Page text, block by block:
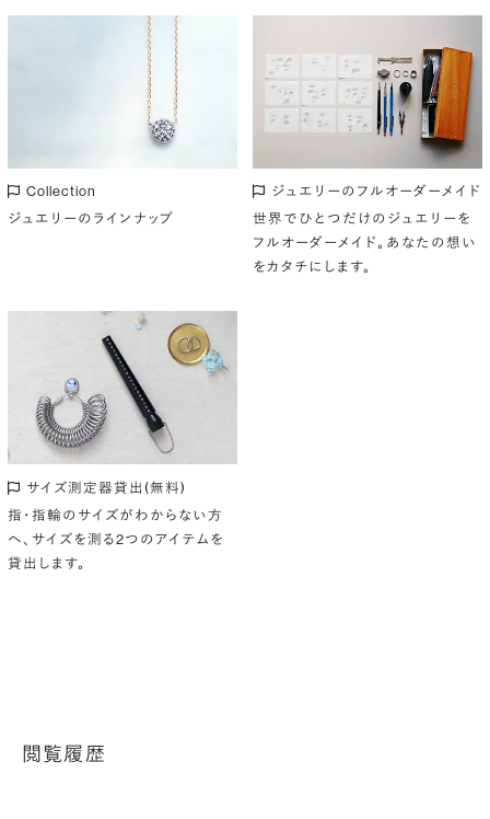
Collection
ジュエリーのラインナップ
ジュエリーのフルオーダーメイド
世界でひとつだけのジュエリーを
フルオーダーメイド。あなたの想い
をカタチにします。
サイズ測定器貸出(無料)
指・指輪のサイズがわからない方
へ、サイズを測る2つのアイテムを
貸出します。
閲覧履歴